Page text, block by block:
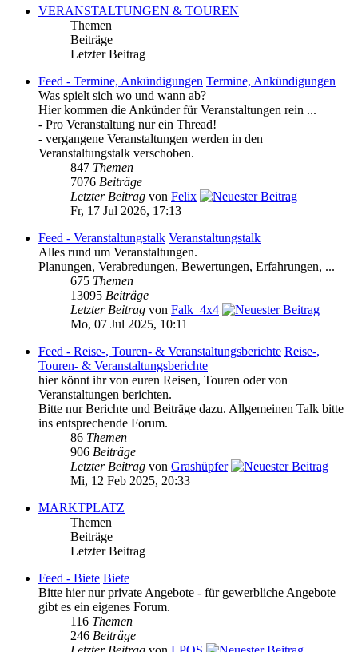
VERANSTALTUNGEN & TOUREN
Themen
Beiträge
Letzter Beitrag
Feed - Termine, Ankündigungen Termine, Ankündigungen
Was spielt sich wo und wann ab?
Hier kommen die Ankünder für Veranstaltungen rein ...
- Pro Veranstaltung nur ein Thread!
- vergangene Veranstaltungen werden in den
Veranstaltungstalk verschoben.
847 Themen
7076 Beiträge
Letzter Beitrag von Felix
Fr, 17 Jul 2026, 17:13
Feed - Veranstaltungstalk Veranstaltungstalk
Alles rund um Veranstaltungen.
Planungen, Verabredungen, Bewertungen, Erfahrungen, ...
675 Themen
13095 Beiträge
Letzter Beitrag von Falk_4x4
Mo, 07 Jul 2025, 10:11
Feed - Reise-, Touren- & Veranstaltungsberichte Reise-,
Touren- & Veranstaltungsberichte
hier könnt ihr von euren Reisen, Touren oder von
Veranstaltungen berichten.
Bitte nur Berichte und Beiträge dazu. Allgemeinen Talk bitte
ins entsprechende Forum.
86 Themen
906 Beiträge
Letzter Beitrag von Grashüpfer
Mi, 12 Feb 2025, 20:33
MARKTPLATZ
Themen
Beiträge
Letzter Beitrag
Feed - Biete Biete
Bitte hier nur private Angebote - für gewerbliche Angebote
gibt es ein eigenes Forum.
116 Themen
246 Beiträge